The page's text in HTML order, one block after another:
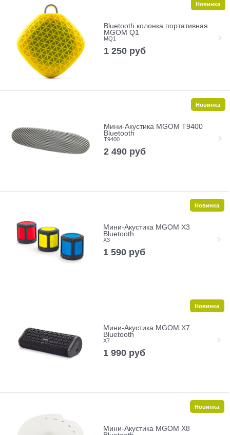
Bluetooth колонка портативная
MGOM Q1
MQ1
1 250 руб
Новинка
Мини-Акустика MGOM T9400
Bluetooth
T9400
2 490 руб
Новинка
Мини-Акустика MGOM X3
Bluetooth
X3
1 590 руб
Новинка
Мини-Акустика MGOM X7
Bluetooth
X7
1 990 руб
Новинка
Мини-Акустика MGOM X8
Новинка